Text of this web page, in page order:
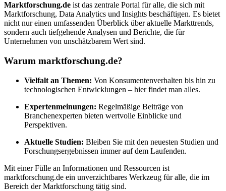
Marktforschung.de ist das zentrale Portal für alle, die sich mit
Marktforschung, Data Analytics und Insights beschäftigen. Es bietet
nicht nur einen umfassenden Überblick über aktuelle Markttrends,
sondern auch tiefgehende Analysen und Berichte, die für
Unternehmen von unschätzbarem Wert sind.
Warum marktforschung.de?
Vielfalt an Themen: Von Konsumentenverhalten bis hin zu
technologischen Entwicklungen – hier findet man alles.
Expertenmeinungen: Regelmäßige Beiträge von
Branchenexperten bieten wertvolle Einblicke und
Perspektiven.
Aktuelle Studien: Bleiben Sie mit den neuesten Studien und
Forschungsergebnissen immer auf dem Laufenden.
Mit einer Fülle an Informationen und Ressourcen ist
marktforschung.de ein unverzichtbares Werkzeug für alle, die im
Bereich der Marktforschung tätig sind.